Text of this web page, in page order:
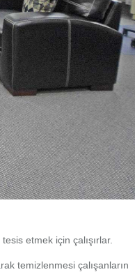
etmek için çalışırlar.
temizlenmesi çalışanların